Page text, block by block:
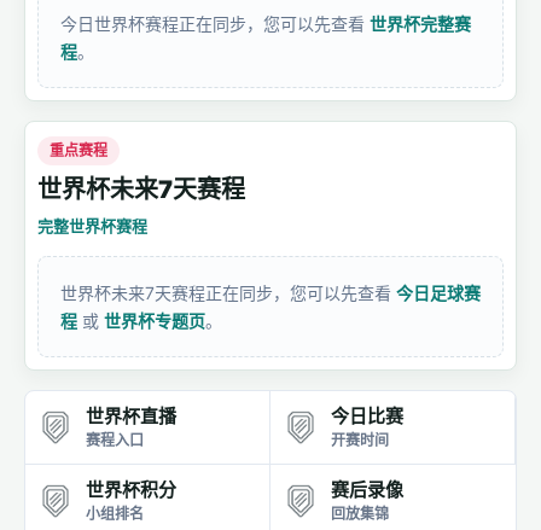
今日世界杯赛程正在同步，您可以先查看 世界杯完整赛
程。
重点赛程
世界杯未来7天赛程
完整世界杯赛程
世界杯未来7天赛程正在同步，您可以先查看 今日足球赛
程 或 世界杯专题页。
世界杯直播
赛程入口
今日比赛
开赛时间
世界杯积分
小组排名
赛后录像
回放集锦